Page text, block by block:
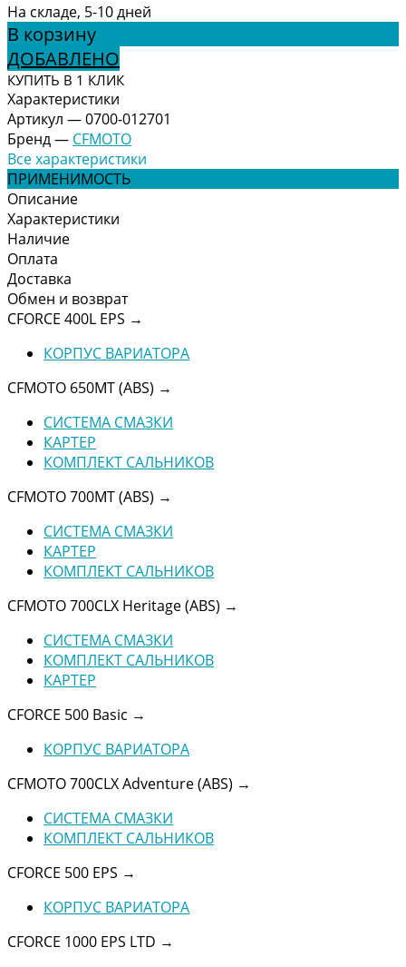
На складе, 5-10 дней
В корзину
ДОБАВЛЕНО
КУПИТЬ В 1 КЛИК
Характеристики
Артикул —0700-012701
Бренд— CFMOTO
Все характеристики
ПРИМЕНИМОСТЬ
Описание
Характеристики
Наличие
Оплата
Доставка
Обмен и возврат
CFORCE 400L EPS →
КОРПУС ВАРИАТОРА
CFMOTO 650MT (ABS) →
СИСТЕМА СМАЗКИ
КАРТЕР
КОМПЛЕКТ САЛЬНИКОВ
CFMOTO 700MT (ABS) →
СИСТЕМА СМАЗКИ
КАРТЕР
КОМПЛЕКТ САЛЬНИКОВ
CFMOTO 700CLX Heritage (ABS) →
СИСТЕМА СМАЗКИ
КОМПЛЕКТ САЛЬНИКОВ
КАРТЕР
CFORCE 500 Basic →
КОРПУС ВАРИАТОРА
CFMOTO 700CLX Adventure (ABS) →
СИСТЕМА СМАЗКИ
КОМПЛЕКТ САЛЬНИКОВ
CFORCE 500 EPS →
КОРПУС ВАРИАТОРА
CFORCE 1000 EPS LTD →